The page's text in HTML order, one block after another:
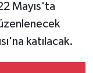
Mayıs'ta
katılacak.